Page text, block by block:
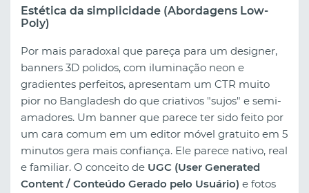
Estética da simplicidade (Abordagens Low-
Poly)
Por mais paradoxal que pareça para um designer,
banners 3D polidos, com iluminação neon e
gradientes perfeitos, apresentam um CTR muito
pior no Bangladesh do que criativos "sujos" e semi-
amadores. Um banner que parece ter sido feito por
um cara comum em um editor móvel gratuito em 5
minutos gera mais confiança. Ele parece nativo, real
e familiar. O conceito de UGC (User Generated
Content / Conteúdo Gerado pelo Usuário) e fotos